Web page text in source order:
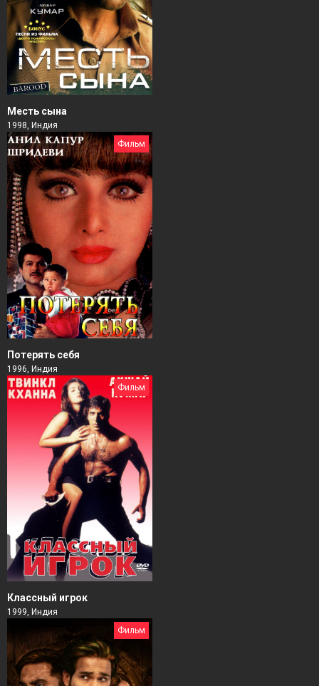
Месть сына
1998, Индия
Фильм
Потерять себя
1996, Индия
Фильм
Классный игрок
1999, Индия
Фильм